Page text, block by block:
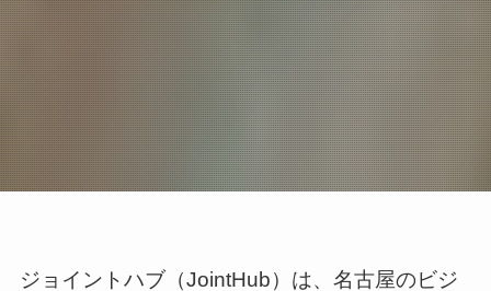
ジョイントハブ（JointHub）は、名古屋のビジ